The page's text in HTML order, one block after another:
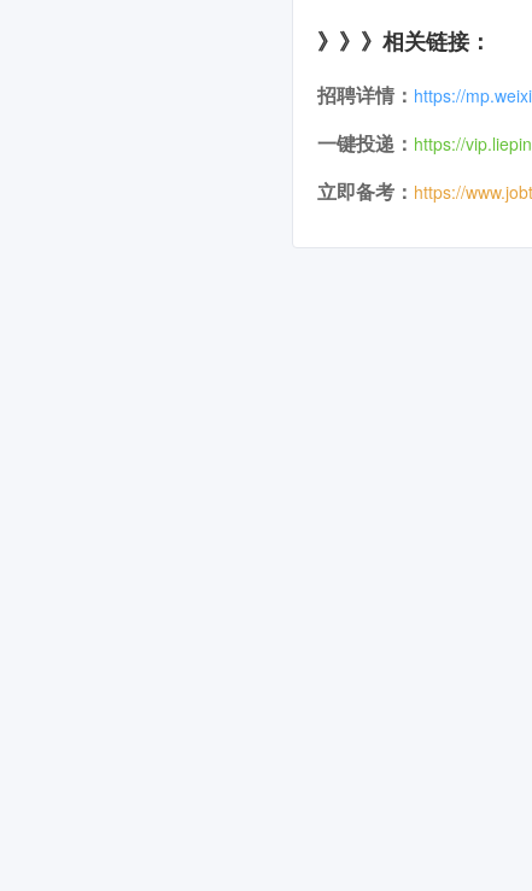
》》》相关链接：
招聘详情： https://
一键投递： https://
立即备考： https://